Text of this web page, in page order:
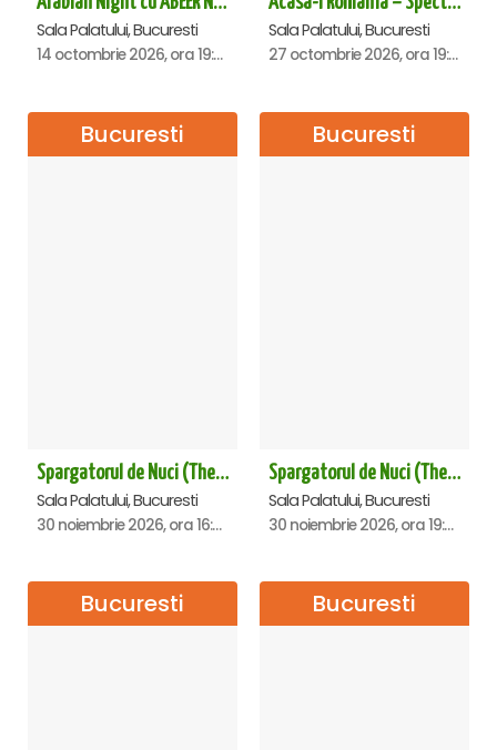
Sala Palatului, Bucuresti
14 octombrie 2026, ora 19:00
Sala Palatului, Bucuresti
27 octombrie 2026, ora 19:00
Bucuresti
Spargatorul de Nuci (The Nutcracker) -UKRAINIAN CLASSICAL BALLET (ora 16.00) - Bucuresti
Sala Palatului, Bucuresti
30 noiembrie 2026, ora 16:00
Bucuresti
Spargatorul de Nuci (The Nutcracker) -UKRAINIAN CLASSICAL BALLET (ora 19.30) - Bucuresti
Sala Palatului, Bucuresti
30 noiembrie 2026, ora 19:30
Bucuresti Bucuresti